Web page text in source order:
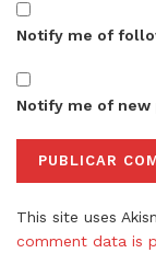
Notify me of
Notify me of new
This site uses
comment data is